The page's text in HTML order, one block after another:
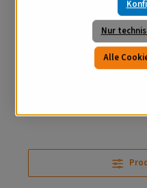
Nur
Alle